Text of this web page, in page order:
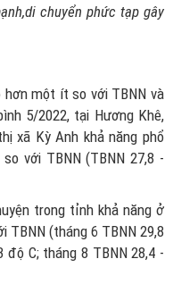
chuyển phức tạp gây
hơn một ít so với TBNN và
5/2022, tại Hương Khê,
xã Kỳ Anh khả năng phổ
với TBNN (TBNN 27,8 -
trong tỉnh khả năng ở
(tháng 6 TBNN 29,8
độ C; tháng 8 TBNN 28,4 -